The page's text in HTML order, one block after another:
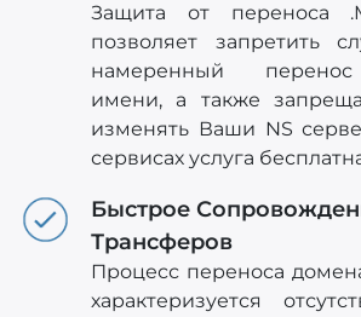
Защита от переноса
позволяет запретить
намеренный
имени, а также
изменять Ваши NS
сервисах услуга
Быстрое
Трансферов
Процесс переноса
характеризуется